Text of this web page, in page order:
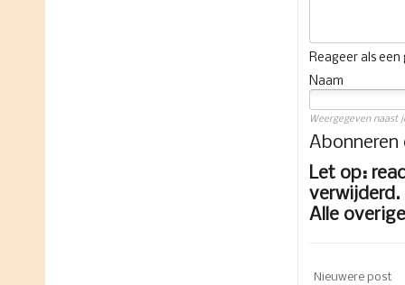
Reageer als
Naam
Weergegeven naast
Let op:
Alle
Nieuwere post